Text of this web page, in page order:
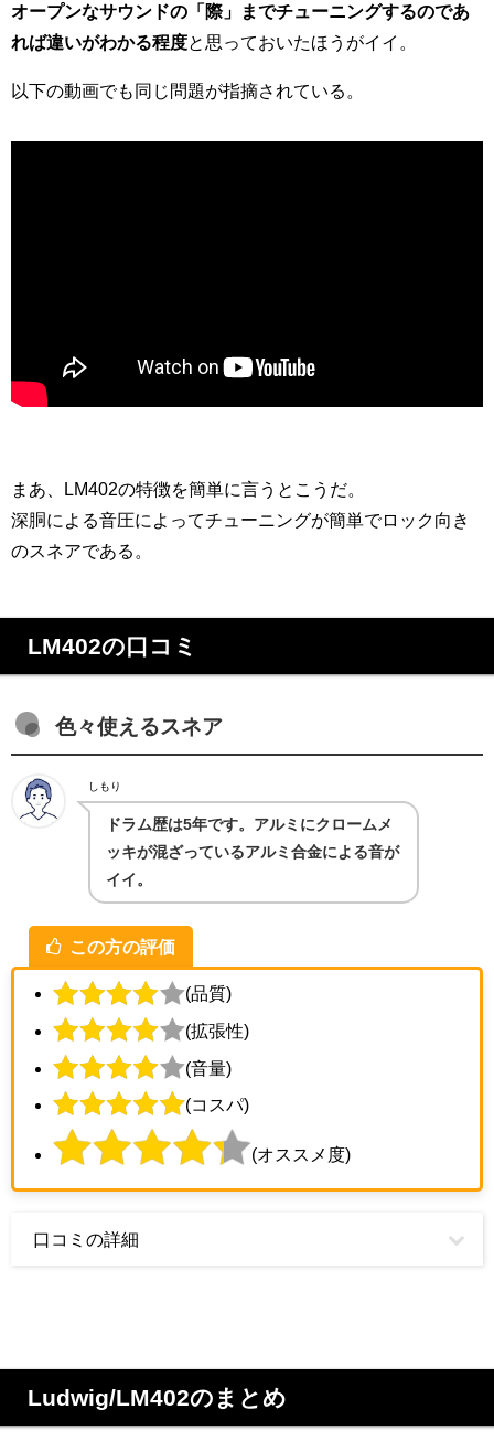
オープンなサウンドの「際」までチューニングするのであ
れば違いがわかる程度と思っておいたほうがイイ。
以下の動画でも同じ問題が指摘されている。
まあ、LM402の特徴を簡単に言うとこうだ。
深胴による音圧によってチューニングが簡単でロック向き
のスネアである。
LM402の口コミ
色々使えるスネア
しもり
ドラム歴は5年です。アルミにクロームメ
ッキが混ざっているアルミ合金による音が
イイ。
この方の評価
(品質)
(拡張性)
(音量)
(コスパ)
(オススメ度)
口コミの詳細
Ludwig/LM402のまとめ